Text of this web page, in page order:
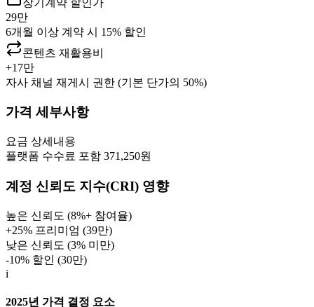
29만
6개월 이상 계약 시 15% 할인
콘텐츠 재활용비
+17만
자사 채널 재게시 권한 (기본 단가의 50%)
가격 세부사항
요금 상세내용
플랫폼 수수료 포함 371,250원
계정 신뢰도 지수(CRI) 영향
높은 신뢰도 (8%+ 참여율)
+25% 프리미엄 (39만)
낮은 신뢰도 (3% 미만)
-10% 할인 (30만)
i
2025년 가격 결정 요소